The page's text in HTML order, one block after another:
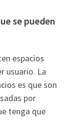
se pueden
espacios
usuario. La
es que son
por
tenga que